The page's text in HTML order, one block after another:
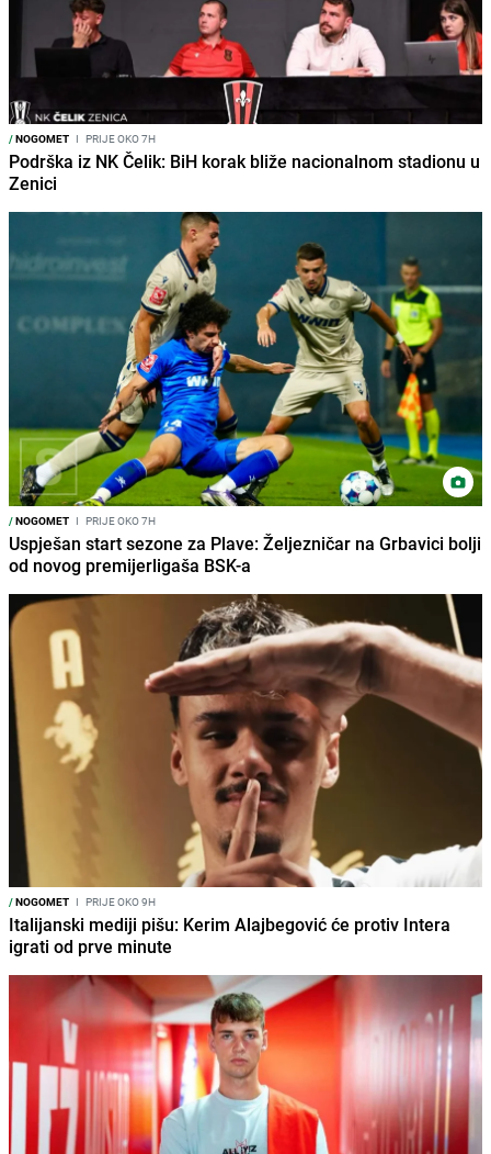
/NOGOMET I PRIJE OKO 7H
Podrška iz NK Čelik: BiH korak bliže nacionalnom stadionu u
Zenici
/NOGOMET I PRIJE OKO 7H
Uspješan start sezone za Plave: Željezničar na Grbavici bolji
od novog premijerligaša BSK-a
/NOGOMET I PRIJE OKO 9H
Italijanski mediji pišu: Kerim Alajbegović će protiv Intera
igrati od prve minute